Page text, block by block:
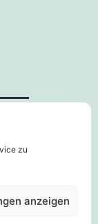
zu
anzeigen
.